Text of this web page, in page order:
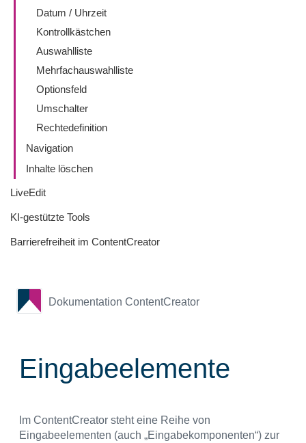
Datum / Uhrzeit
Kontrollkästchen
Auswahlliste
Mehrfachauswahlliste
Optionsfeld
Umschalter
Rechtedefinition
Navigation
Inhalte löschen
LiveEdit
KI-gestützte Tools
Barrierefreiheit im ContentCreator
Dokumentation ContentCreator
Eingabeelemente
Im ContentCreator steht eine Reihe von
Eingabeelementen (auch „Eingabekomponenten“) zur